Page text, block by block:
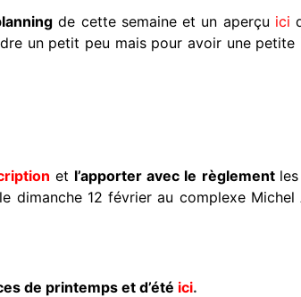
de cette semaine et un aperçu ici
un petit peu mais pour avoir une petite
et l’apporteravec le règlement
dimanche 12 février au complexe Michel
de printemps et d’été ici.